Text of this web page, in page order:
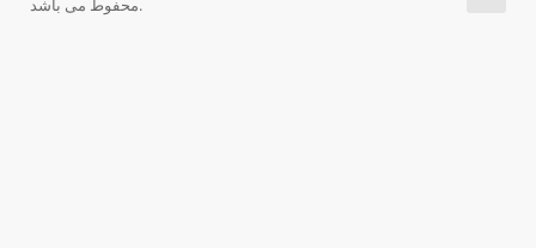
محفوط می باشد.